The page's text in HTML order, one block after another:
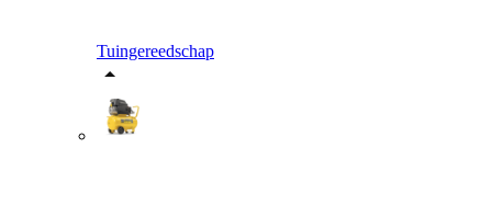
Tuingereedschap